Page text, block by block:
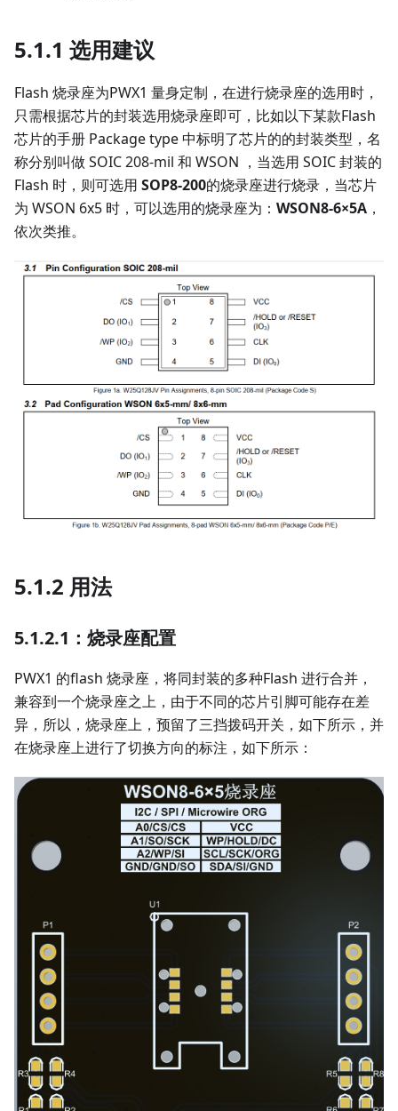
5.1.1 选用建议
Flash 烧录座为PWX1 量身定制，在进行烧录座的选用时，
只需根据芯片的封装选用烧录座即可，比如以下某款Flash
芯片的手册 Package type 中标明了芯片的的封装类型，名
称分别叫做 SOIC 208-mil 和 WSON ，当选用 SOIC 封装的
Flash 时，则可选用 SOP8-200的烧录座进行烧录，当芯片
为 WSON 6x5 时，可以选用的烧录座为： WSON8-6×5A ，
依次类推。
5.1.2 用法
5.1.2.1：烧录座配置
PWX1 的flash 烧录座，将同封装的多种Flash 进行合并，
兼容到一个烧录座之上，由于不同的芯片引脚可能存在差
异，所以，烧录座上，预留了三挡拨码开关，如下所示，并
在烧录座上进行了切换方向的标注，如下所示：